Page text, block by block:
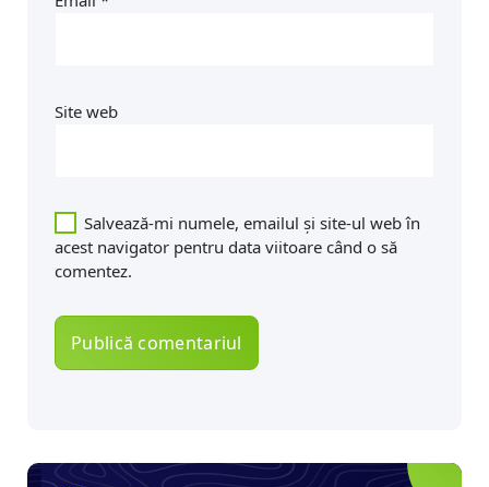
Site web
Salvează-mi numele, emailul și site-ul web în
acest navigator pentru data viitoare când o să
comentez.